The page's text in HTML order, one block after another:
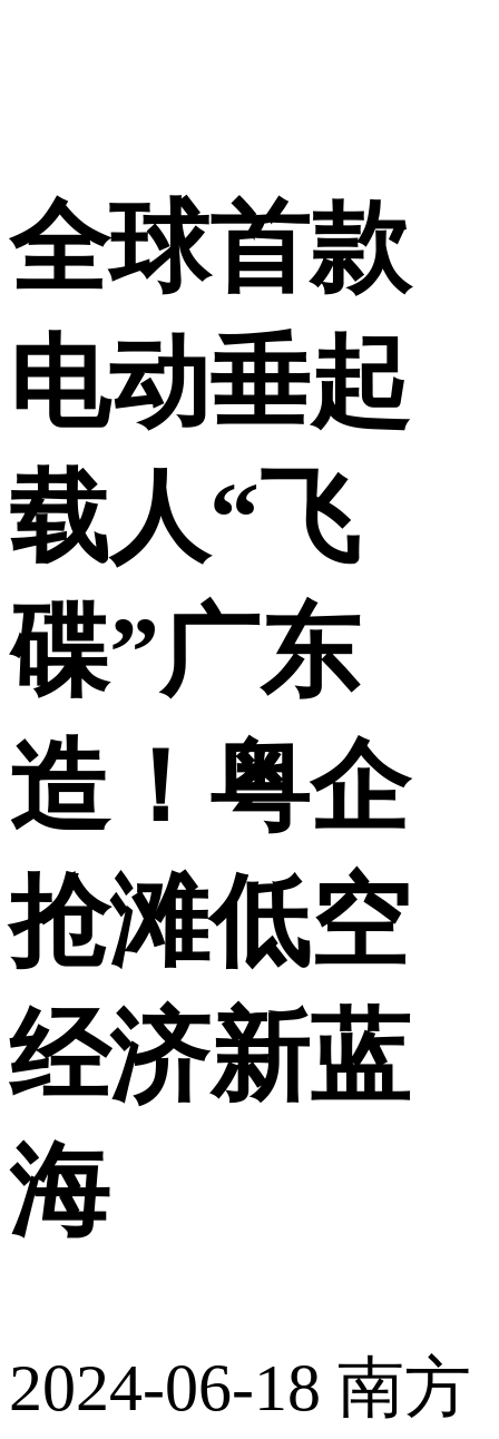
全球首款
电动垂起
载人“飞
碟”广东
造！粤企
抢滩低空
经济新蓝
海
2024-06-18 南方